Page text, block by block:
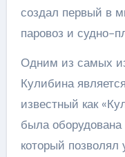
создал первый в
паровоз и судно-
Одним из самых
Кулибина
известный как
была
который